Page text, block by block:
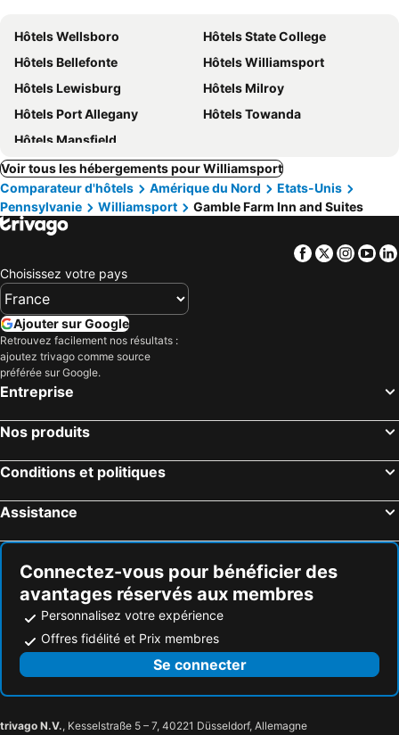
Hôtels Wellsboro
Hôtels State College
Hôtels Bellefonte
Hôtels Williamsport
Hôtels Lewisburg
Hôtels Milroy
Hôtels Port Allegany
Hôtels Towanda
Hôtels Mansfield
Voir tous les hébergements pour Williamsport
Comparateur d'hôtels
Amérique du Nord
Etats-Unis
Pennsylvanie
Williamsport Gamble Farm Inn and Suites
Facebook
Twitter
Choisissez votre pays
Ajouter sur Google
Retrouvez facilement nos résultats :
ajoutez trivago comme source
préférée sur Google.
Entreprise
Nos produits
Conditions et politiques
Assistance
Connectez-vous pour bénéficier des
avantages réservés aux membres
Personnalisez votre expérience
Offres fidélité et Prix membres
Se connecter
trivago N.V., Kesselstraße 5 – 7, 40221 Düsseldorf, Allemagne